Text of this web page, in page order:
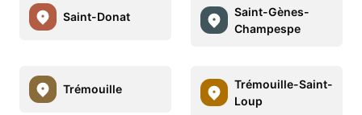
Saint-Donat
Saint-Gènes-
Champespe
Trémouille
Trémouille-Saint-
Loup